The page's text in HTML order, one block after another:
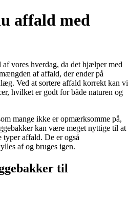
affald med
vores hverdag, da det hjælper med
af affald, der ender på
Ved at sortere affald korrekt kan vi
hvilket er godt for både naturen og
mange ikke er opmærksomme på,
kan være meget nyttige til at
typer affald. De er også
af og bruges igen.
til